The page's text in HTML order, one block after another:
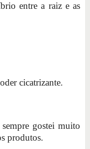
entre a raiz e as
cicatrizante.
gostei muito
produtos.